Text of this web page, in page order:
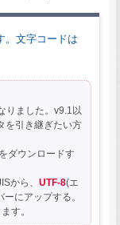
。文字コードは
りました。v9.1以
を引き継ぎたい方
ダウンロードす
から、 UTF-8(エ
にアップする。
す。